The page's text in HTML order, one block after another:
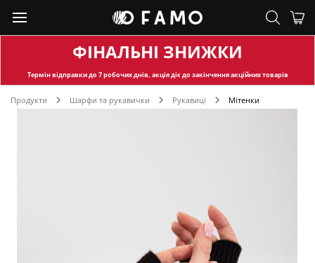
ФІНАЛЬНІ ЗНИЖКИ
Термін відправкидо 7 робочих днів, акція діє до закінчення акційних товарів
Продукти Шарфи та рукавички Рукавиці Мітенки